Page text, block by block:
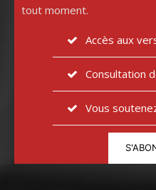
tout moment.
Accès aux
Consultation
Vous